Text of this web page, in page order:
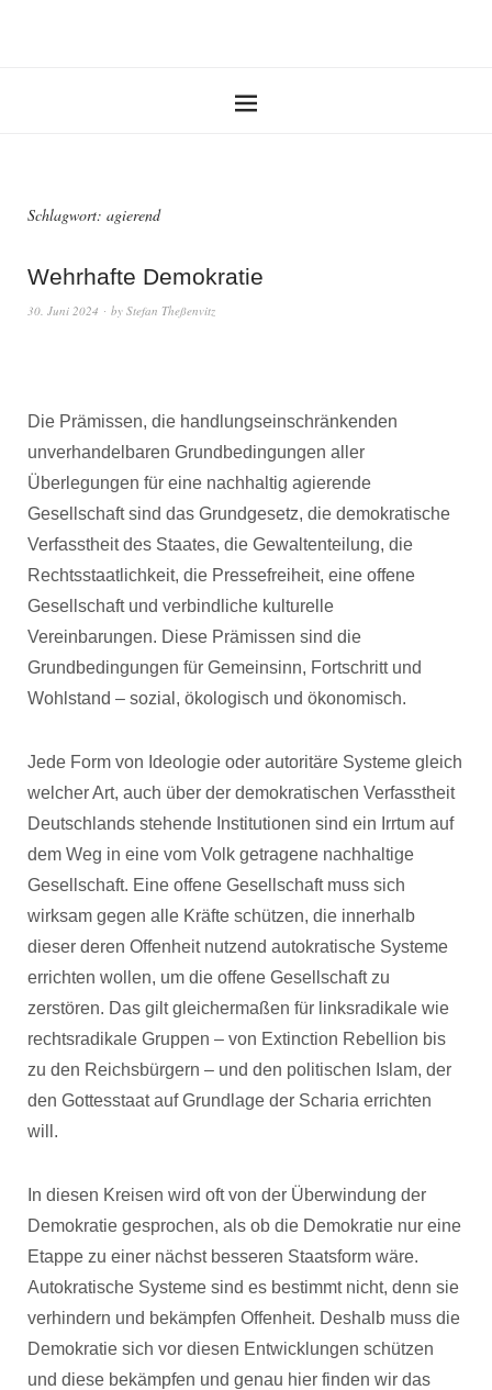
Schlagwort: agierend
Wehrhafte Demokratie
30. Juni 2024 by Stefan Theßenvitz
Die Prämissen, die handlungseinschränkenden
unverhandelbaren Grundbedingungen aller
Überlegungen für eine nachhaltig agierende
Gesellschaft sind das Grundgesetz, die demokratische
Verfasstheit des Staates, die Gewaltenteilung, die
Rechtsstaatlichkeit, die Pressefreiheit, eine offene
Gesellschaft und verbindliche kulturelle
Vereinbarungen. Diese Prämissen sind die
Grundbedingungen für Gemeinsinn, Fortschritt und
Wohlstand – sozial, ökologisch und ökonomisch.
Jede Form von Ideologie oder autoritäre Systeme gleich
welcher Art, auch über der demokratischen Verfasstheit
Deutschlands stehende Institutionen sind ein Irrtum auf
dem Weg in eine vom Volk getragene nachhaltige
Gesellschaft. Eine offene Gesellschaft muss sich
wirksam gegen alle Kräfte schützen, die innerhalb
dieser deren Offenheit nutzend autokratische Systeme
errichten wollen, um die offene Gesellschaft zu
zerstören. Das gilt gleichermaßen für linksradikale wie
rechtsradikale Gruppen – von Extinction Rebellion bis
zu den Reichsbürgern – und den politischen Islam, der
den Gottesstaat auf Grundlage der Scharia errichten
will.
In diesen Kreisen wird oft von der Überwindung der
Demokratie gesprochen, als ob die Demokratie nur eine
Etappe zu einer nächst besseren Staatsform wäre.
Autokratische Systeme sind es bestimmt nicht, denn sie
verhindern und bekämpfen Offenheit. Deshalb muss die
Demokratie sich vor diesen Entwicklungen schützen
und diese bekämpfen und genau hier finden wir das